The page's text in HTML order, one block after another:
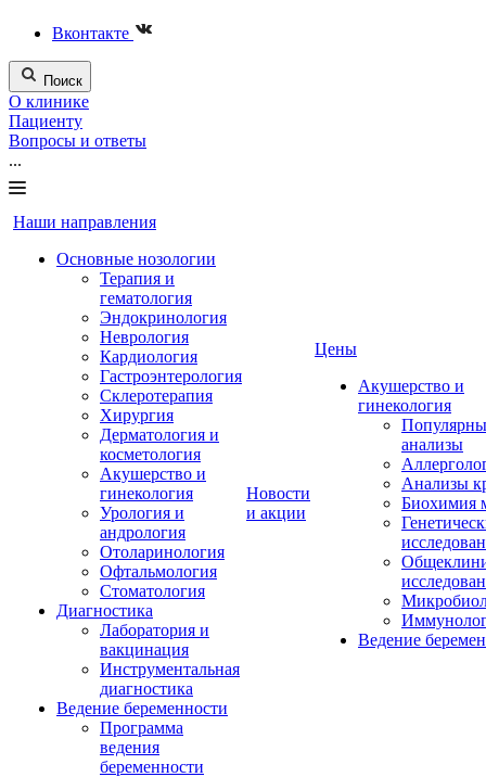
Вконтакте
Поиск
О клинике
Пациенту
Вопросы и ответы
...
Наши направления
Основные нозологии
Терапия и
гематология
Эндокринология
Неврология
Кардиология
Гастроэнтерология
Склеротерапия
Хирургия
Дерматология и
косметология
Акушерство и
гинекология
Урология и
андрология
Отоларинология
Офтальмология
Стоматология
Диагностика
Лаборатория и
вакцинация
Инструментальная
диагностика
Ведение беременности
Программа
ведения
беременности
Новости
и акции
Цены
Акушерство и
гинекология
анализы
Анализы
Биохимия
Ведение